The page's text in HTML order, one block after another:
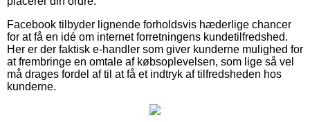
Facebook tilbyder lignende forholdsvis hæderlige chancer
for at få en idé om internet forretningens kundetilfredshed.
Her er der faktisk e-handler som giver kunderne mulighed for
at frembringe en omtale af købsoplevelsen, som lige så vel
må drages fordel af til at få et indtryk af tilfredsheden hos
kunderne.